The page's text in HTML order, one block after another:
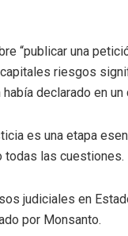
“publicar una
riesgos
declarado en un
es una etapa
todas las cuestiones.
judiciales en
por Monsanto.